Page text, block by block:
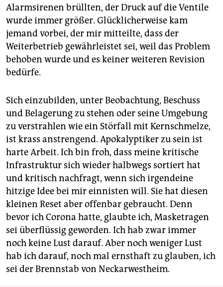
Alarmsirenen brüllten, der Druck auf die Ventile
wurde immer größer. Glücklicherweise kam
jemand vorbei, der mir mitteilte, dass der
Weiterbetrieb gewährleistet sei, weil das Problem
behoben wurde und es keiner weiteren Revision
bedürfe.
Sich einzubilden, unter Beobachtung, Beschuss
und Belagerung zu stehen oder seine Umgebung
zu verstrahlen wie ein Störfall mit Kernschmelze,
ist krass anstrengend. Apokalyptiker zu sein ist
harte Arbeit. Ich bin froh, dass meine kritische
Infrastruktur sich wieder halbwegs sortiert hat
und kritisch nachfragt, wenn sich irgendeine
hitzige Idee bei mir einnisten will. Sie hat diesen
kleinen Reset aber offenbar gebraucht. Denn
bevor ich Corona hatte, glaubte ich, Masketragen
sei überflüssig geworden. Ich hab zwar immer
noch keine Lust darauf. Aber noch weniger Lust
hab ich darauf, noch mal ernsthaft zu glauben, ich
sei der Brennstab von Neckarwestheim.